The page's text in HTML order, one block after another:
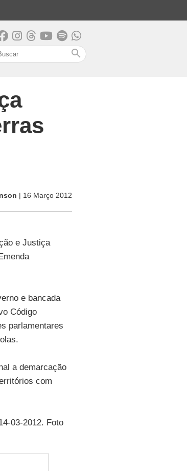
search
| 16 Março 2012
e Justiça
e bancada
Código
parlamentares
a demarcação
com
03-2012. Foto